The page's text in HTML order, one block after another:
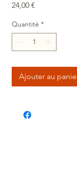
24,00 €
Quantité *
Ajouter au